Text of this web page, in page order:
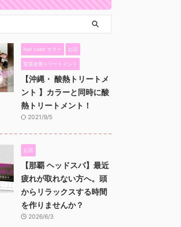
hair color カラー お店
髪質改善トリートメント
【沖縄・ 酸熱トリートメ
ント 】カラーと同時に酸
熱トリートメント！
2021/9/5
お店
【那覇 ヘッドスパ】最近
疲れが取れない方へ。頭
からリラックスする時間
を作りませんか？
2026/6/3